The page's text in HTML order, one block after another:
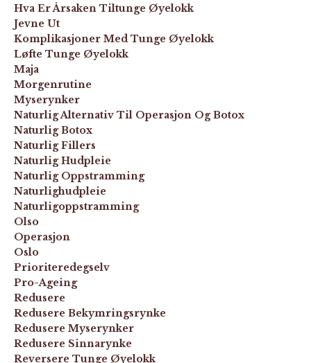
Hva Er Årsaken Tiltunge Øyelokk
Jevne Ut
Komplikasjoner Med Tunge Øyelokk
Løfte Tunge Øyelokk
Maja
Morgenrutine
Myserynker
Naturlig Alternativ Til Operasjon Og Botox
Naturlig Botox
Naturlig Fillers
Naturlig Hudpleie
Naturlig Oppstramming
Naturlighudpleie
Naturligoppstramming
Olso
Operasjon
Oslo
Prioriteredegselv
Pro-Ageing
Redusere
Redusere Bekymringsrynke
Redusere Myserynker
Redusere Sinnarynke
Reversere Tunge Øyelokk